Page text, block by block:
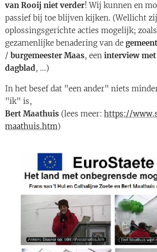
van Rooij niet verder! Wij kunnen en
passief bij toe blijven kijken. (Wellicht
oplossingsgerichte acties mogelijk;
gezamenlijke benadering van de
/ burgemeester Maas, een interview
dagblad, ...)
In het besef dat "een ander" niets
"ik" is,
Bert Maathuis (lees meer: https://
maathuis.htm)